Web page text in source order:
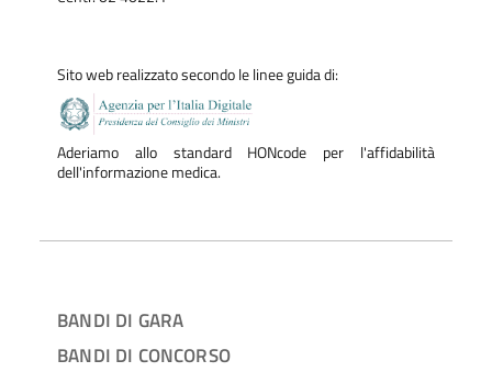
Sito web realizzato secondo le linee guida di:
Aderiamo allo standard HONcode per l'affidabilità
dell'informazione medica.
BANDI DI GARA
BANDI DI CONCORSO